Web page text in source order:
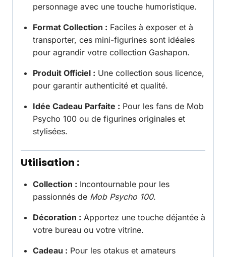
personnage avec une touche humoristique.
Format Collection : Faciles à exposer et à
transporter, ces mini-figurines sont idéales
pour agrandir votre collection Gashapon.
Produit Officiel : Une collection sous licence,
pour garantir authenticité et qualité.
Idée Cadeau Parfaite : Pour les fans de Mob
Psycho 100 ou de figurines originales et
stylisées.
Utilisation :
Collection : Incontournable pour les
passionnés de Mob Psycho 100.
Décoration : Apportez une touche déjantée à
votre bureau ou votre vitrine.
Cadeau : Pour les otakus et amateurs